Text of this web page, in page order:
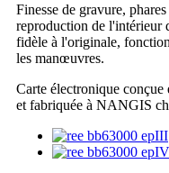
Finesse de gravure,
reproduction de l'intérieur
fidèle à l'originale,
les manœuvres.
Carte électronique conçue
et fabriquée à NANGIS